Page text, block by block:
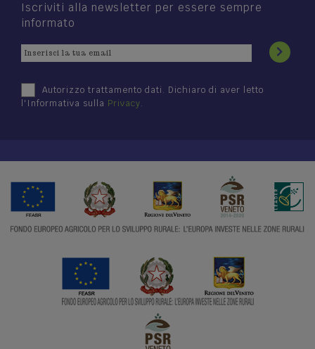
Iscriviti alla newsletter per essere sempre
informato
Autorizzo trattamento dati. Dichiaro di aver letto
l'Informativa sulla Privacy.